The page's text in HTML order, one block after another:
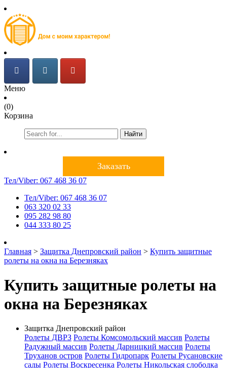
Меню
(0)
Корзина
Найти
Заказать
Тел/Viber: 067 468 36 07
Тел/Viber: 067 468 36 07
063 320 02 33
095 282 98 80
044 333 80 25
Главная > Защитка Днепровский район > Купить защитные
ролеты на окна на Березняках
Купить защитные ролеты на
окна на Березняках
Защитка Днепровский район
Ролеты ДВРЗ Ролеты Комсомольский массив Ролеты
Радужный массив Ролеты Дарницкий массив Ролеты
Труханов остров Ролеты Гидропарк Ролеты Русановские
сады Ролеты Воскресенка Ролеты Никольская слободка